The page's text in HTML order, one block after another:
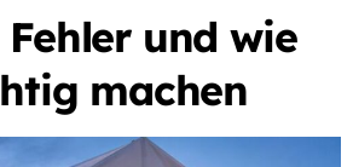
und wie
machen